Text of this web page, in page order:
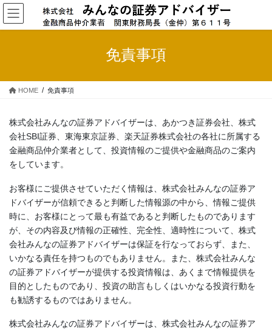
コ
ン
テ
ス
ナ
ビ
ゲ
ン
免責事項
HOME 免責事項
株式会社みんなの証券アドバイザーは、あかつき証券会社、株式
会社SBI証券、東海東京証券、楽天証券株式会社の各社に所属する
金融商品仲介業者として、投資情報のご提供や金融商品のご案内
をしています。
お客様にご提供させていただく情報は、株式会社みんなの証券ア
ドバイザーが信頼できると判断した情報源の中から、情報ご提供
時に、お客様にとって最も有益であると判断したものであります
が、その内容及び情報の正確性、完全性、適時性について、株式
会社みんなの証券アドバイザーは保証を行なっておらず、また、
いかなる責任を持つものでもありません。また、株式会社みんな
の証券アドバイザーが提供する投資情報は、あくまで情報提供を
目的としたものであり、投資の助言もしくはいかなる投資行動を
も勧誘するものではありません。
株式会社みんなの証券アドバイザーは、株式会社みんなの証券ア